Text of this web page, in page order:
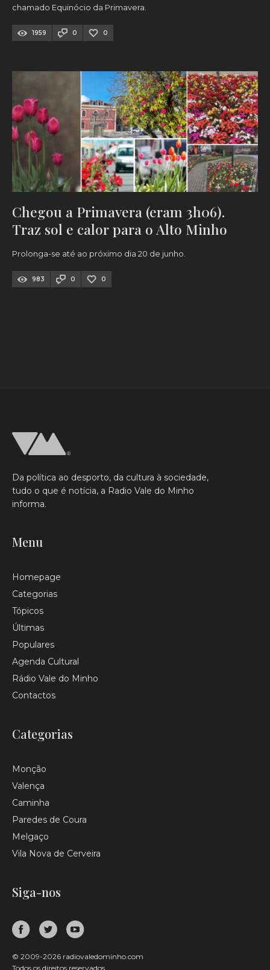
chamado Equinócio da Primavera.
1959 0 0
Chegou a Primavera (eram 3h06).
Traz sol e calor para o Alto Minho
Prolonga-se até ao próximo dia 20 de junho.
983 0 0
Da política ao desporto, da cultura à sociedade,
tudo o que é notícia, a Radio Vale do Minho
informa.
Menu
Homepage
Categorias
Tópicos
Últimas
Populares
Agenda Cultural
Rádio Vale do Minho
Contactos
Categorias
Monção
Valença
Caminha
Paredes de Coura
Melgaço
Vila Nova de Cerveira
Siga-nos
© 2009-2026 radiovaledominho.com
Todos os direitos reservados